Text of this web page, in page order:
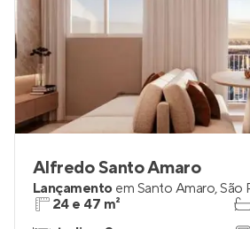
Alfredo Santo Amaro
Lançamento em Santo Amaro,São
24 e 47 m²